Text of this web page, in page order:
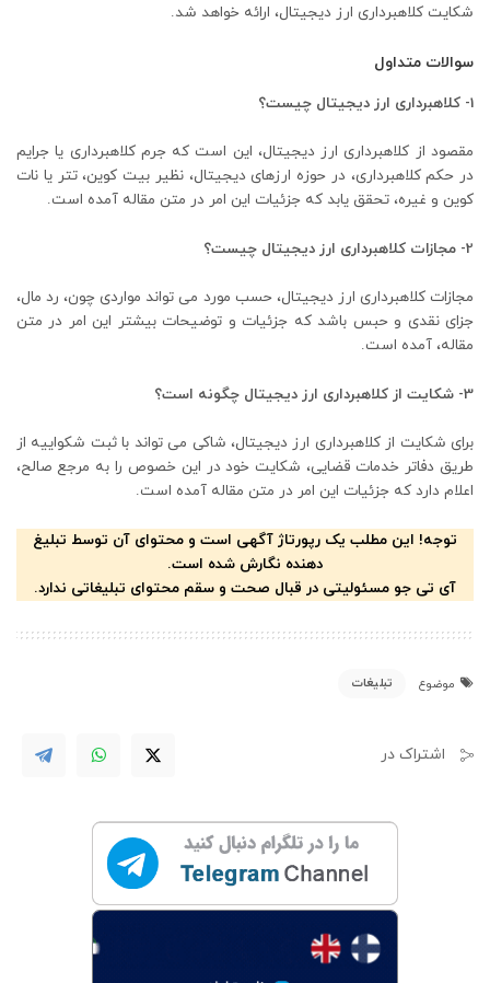
شکایت کلاهبرداری ارز دیجیتال، ارائه خواهد شد.
سوالات متداول
1- کلاهبرداری ارز دیجیتال چیست؟
مقصود از کلاهبرداری ارز دیجیتال، این است که جرم کلاهبرداری یا جرایم
در حکم کلاهبرداری، در حوزه ارزهای دیجیتال، نظیر بیت کوین، تتر یا نات
کوین و غیره، تحقق یابد که جزئیات این امر در متن مقاله آمده است.
2- مجازات کلاهبرداری ارز دیجیتال چیست؟
مجازات کلاهبرداری ارز دیجیتال، حسب مورد می تواند مواردی چون، رد مال،
جزای نقدی و حبس باشد که جزئیات و توضیحات بیشتر این امر در متن
مقاله، آمده است.
3- شکایت از کلاهبرداری ارز دیجیتال چگونه است؟
برای شکایت از کلاهبرداری ارز دیجیتال، شاکی می تواند با ثبت شکواییه از
طریق دفاتر خدمات قضایی، شکایت خود در این خصوص را به مرجع صالح،
اعلام دارد که جزئیات این امر در متن مقاله آمده است.
توجه! این مطلب یک رپورتاژ آگهی است و محتوای آن توسط تبلیغ
دهنده نگارش شده است.
آی تی جو مسئولیتی در قبال صحت و سقم محتوای تبلیغاتی ندارد.
موضوع تبلیغات
اشتراک در